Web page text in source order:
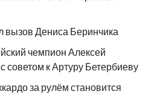
вызов Дениса Беринчика
чемпион Алексей
советом к Артуру Бетербиеву
за рулём становится